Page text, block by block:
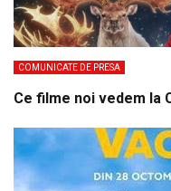
COMUNICATE DE PRESA
Ce filme noi vedem la